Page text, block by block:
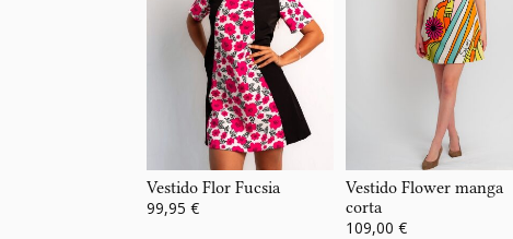
Vestido Flor Fucsia
99,95 €
Vestido Flower manga
corta
109,00 €